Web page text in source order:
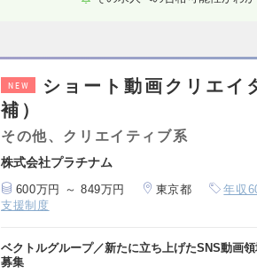
NEW
ショート動画クリエイ
補）
その他、クリエイティブ系
株式会社プラチナム
600万円 ～ 849万円 東京都 年収
支援制度
ベクトルグループ／新たに立ち上げたSNS動画
募集